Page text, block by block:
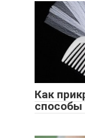
Как
способы